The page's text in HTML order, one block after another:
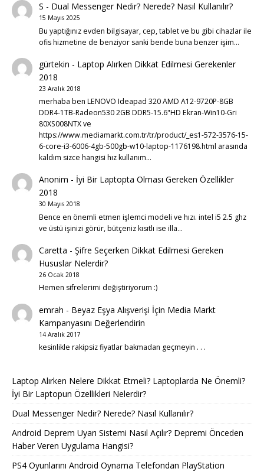
S - Dual Messenger Nedir? Nerede? Nasıl Kullanılır?
15 Mayıs 2025
Bu yaptığınız evden bilgisayar, cep, tablet ve bu gibi cihazlar ile
ofis hizmetine de benziyor sanki bende buna benzer işim…
gürtekin - Laptop Alırken Dikkat Edilmesi Gerekenler
2018
23 Aralık 2018
merhaba ben LENOVO Ideapad 320 AMD A12-9720P-8GB
DDR4-1TB-Radeon530 2GB DDR5-15.6"HD Ekran-Win10-Gri
80XS008NTX ve
https://www.mediamarkt.com.tr/tr/product/_es1-572-3576-15-
6-core-i3-6006-4gb-500gb-w10-laptop-1176198.html arasında
kaldım sizce hangisi hız kullanım…
Anonim - İyi Bir Laptopta Olması Gereken Özellikler
2018
30 Mayıs 2018
Bence en önemli etmen işlemci modeli ve hızı. intel i5 2.5 ghz
ve üstü işinizi görür, bütçeniz kısıtlı ise illa…
Caretta - Şifre Seçerken Dikkat Edilmesi Gereken
Hususlar Nelerdir?
26 Ocak 2018
Hemen sifrelerimi değiştiriyorum :)
emrah - Beyaz Eşya Alışverişi İçin Media Markt
Kampanyasını Değerlendirin
14 Aralık 2017
kesinlikle rakipsiz fiyatlar bakmadan geçmeyin . . .
Laptop Alırken Nelere Dikkat Etmeli? Laptoplarda Ne Önemli?
İyi Bir Laptopun Özellikleri Nelerdir?
Dual Messenger Nedir? Nerede? Nasıl Kullanılır?
Android Deprem Uyarı Sistemi Nasıl Açılır? Depremi Önceden
Haber Veren Uygulama Hangisi?
PS4 Oyunlarını Android Oynama Telefondan PlayStation